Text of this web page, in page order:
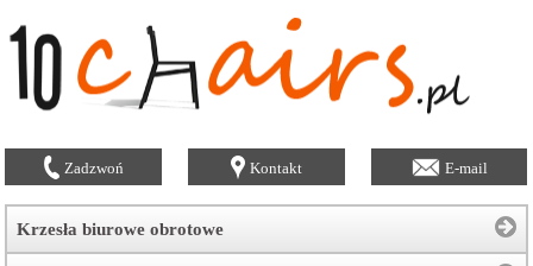
Zadzwoń Kontakt E-mail
Krzesła biurowe obrotowe